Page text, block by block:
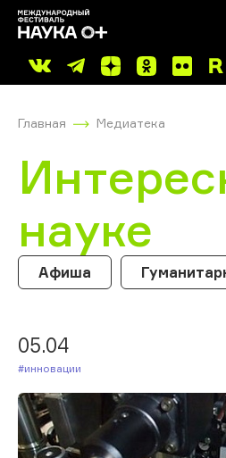
Главная Медиатека
науке
Афиша
05.04
#Инновации